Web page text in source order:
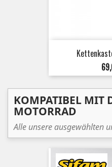
KOMPATIBEL MIT
MOTORRAD
Alle unsere ausgewählten